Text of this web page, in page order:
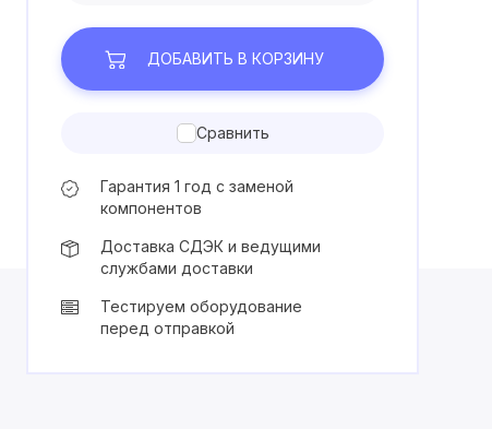
ДОБАВИТЬ В КОРЗИНУ
Сравнить
Гарантия 1 год с заменой
компонентов
Доставка СДЭК и ведущими
службами доставки
Тестируем оборудование
перед отправкой